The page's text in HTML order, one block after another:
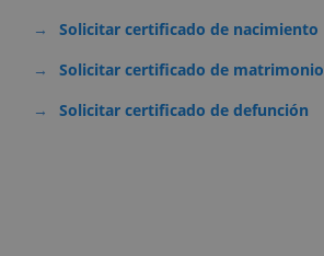
Solicitar certificado de nacimiento
Solicitar certificado de matrimonio
Solicitar certificado de defunción